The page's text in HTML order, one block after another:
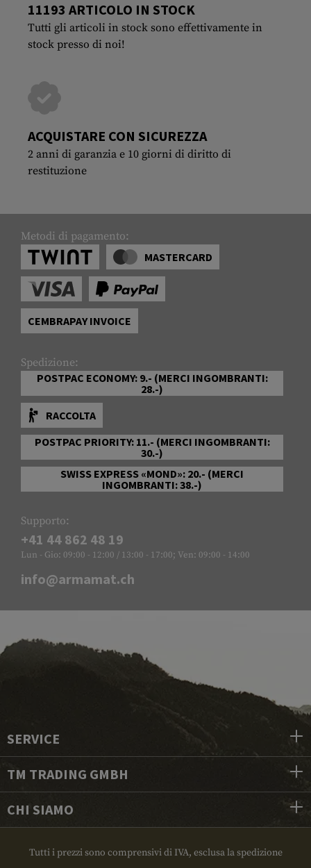
11193 ARTICOLO IN STOCK
Tutti gli articoli in stock sono effettivamente in
stock presso di noi!
ACQUISTARE CON SICUREZZA
2 anni di garanzia e 10 giorni di diritto di
restituzione
Metodi di pagamento:
MASTERCARD
CEMBRAPAY INVOICE
Spedizione:
POSTPAC ECONOMY: 9.- (MERCI INGOMBRANTI:
28.-)
RACCOLTA
POSTPAC PRIORITY: 11.- (MERCI INGOMBRANTI:
30.-)
SWISS EXPRESS «MOND»: 20.- (MERCI
INGOMBRANTI: 38.-)
Supporto:
+41 44 862 48 19
Lun - Gio: 09:00 - 12:00 / 13:00 - 17:00; Ven: 09:00 - 14:00
info@armamat.ch
SERVICE
TM TRADING GMBH
CHI SIAMO
Tutti i prezzi sono comprensivi di IVA, esclusa la spedizione